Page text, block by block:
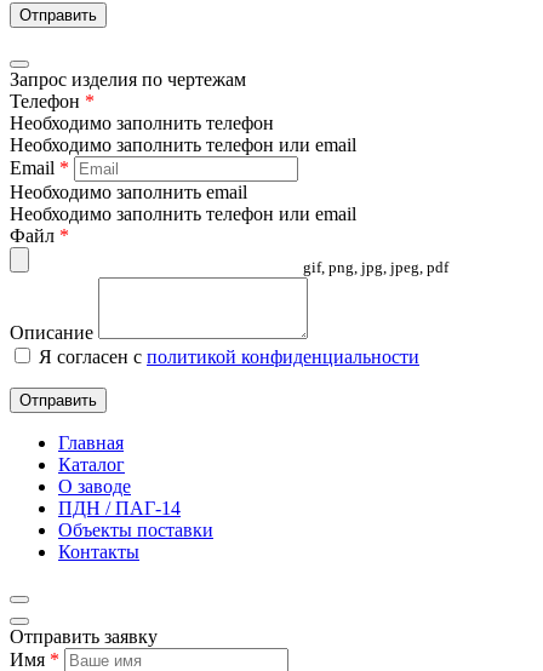
Отправить
Запрос изделия по чертежам
Телефон *
Необходимо заполнить телефон
Необходимо заполнить телефон или email
Email *
Необходимо заполнить email
Необходимо заполнить телефон или email
Файл *
gif, png, jpg, jpeg, pdf
Описание
Я согласен с политикой конфиденциальности
Отправить
Главная
Каталог
О заводе
ПДН / ПАГ-14
Объекты поставки
Контакты
Отправить заявку
Имя *